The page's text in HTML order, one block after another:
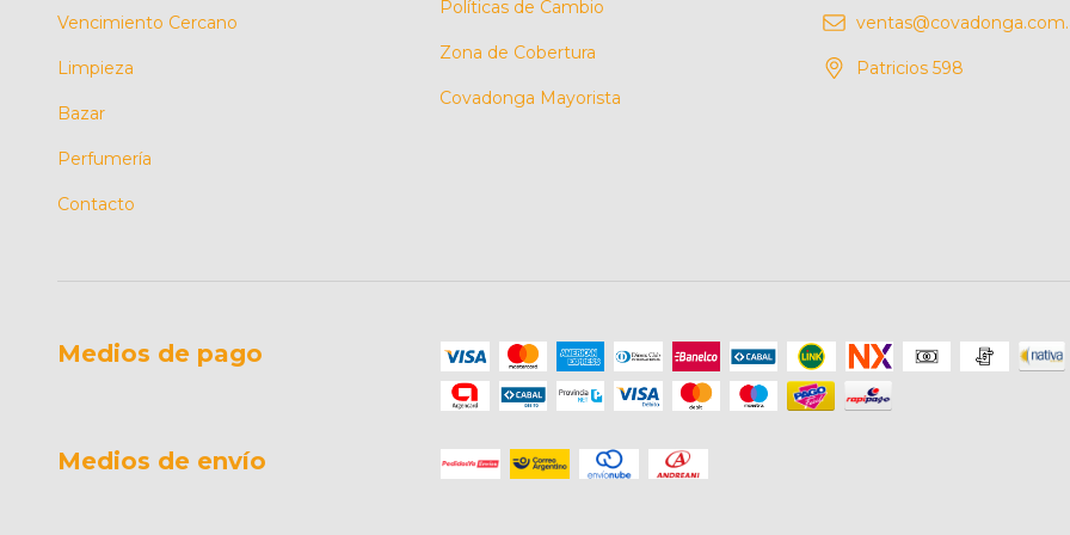
Vencimiento Cercano
Limpieza
Bazar
Perfumería
Contacto
Políticas de Cambio
Zona de Cobertura
Covadonga Mayorista
Patricios 598
Medios de pago
Medios de envío